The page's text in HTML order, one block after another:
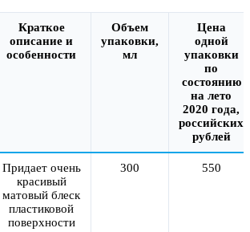
Краткое
описание и
особенности
Объем
упаковки,
мл
Цена
одной
упаковки
по
состоянию
на лето
2020 года,
российских
рублей
Придает очень
красивый
матовый блеск
пластиковой
поверхности
300 550